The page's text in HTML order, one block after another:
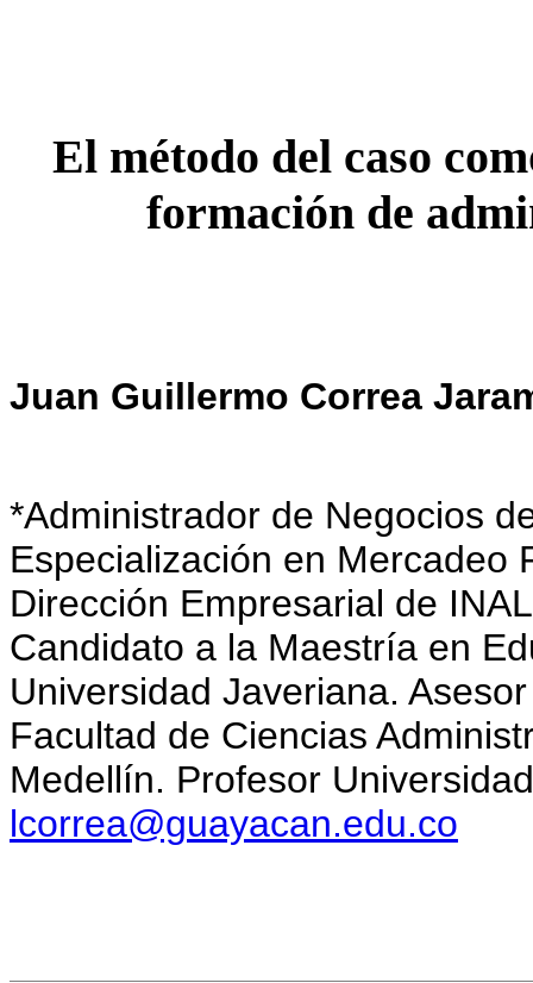
El método del caso
formación de
Juan Guillermo Correa
*Administrador de Negocios
Especialización en Mercadeo
Dirección Empresarial de
Candidato a la Maestría en
Universidad Javeriana.
Facultad de Ciencias
Medellín. Profesor
lcorrea@guayacan.edu.co